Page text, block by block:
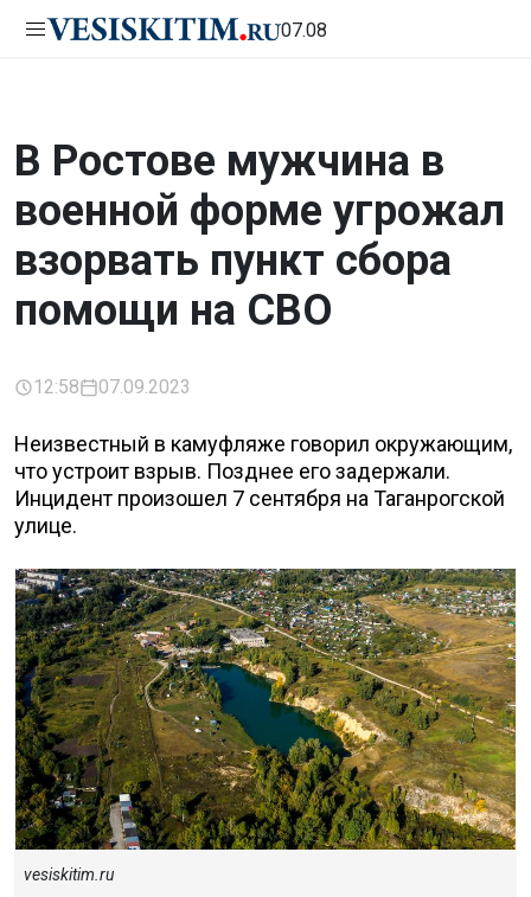
07.08
В Ростове мужчина в
военной форме угрожал
взорвать пункт сбора
помощи на СВО
12:58 07.09.2023
Неизвестный в камуфляже говорил окружающим,
что устроит взрыв. Позднее его задержали.
Инцидент произошел 7 сентября на Таганрогской
улице.
vesiskitim.ru